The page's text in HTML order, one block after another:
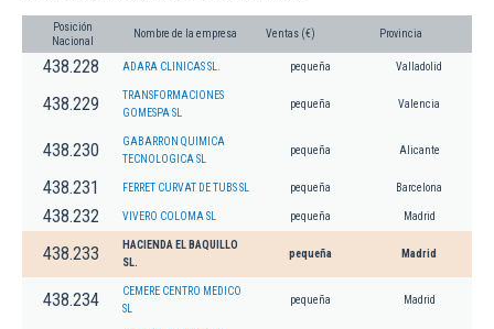
Posición
Nacional
Nombre de la empresa Ventas (€) Provincia
438.228 ADARA CLINICAS SL. pequeña Valladolid
438.229
TRANSFORMACIONES
GOMESPA SL
pequeña Valencia
438.230
GABARRON QUIMICA
TECNOLOGICA SL
pequeña Alicante
438.231 FERRET CURVAT DE TUBS SL pequeña Barcelona
438.232 VIVERO COLOMA SL pequeña Madrid
438.233
HACIENDA EL BAQUILLO
SL.
pequeña Madrid
438.234
CEMERE CENTRO MEDICO
SL
pequeña Madrid